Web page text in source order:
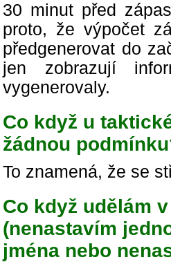
30 minut před
proto, že výpočet
předgenerovat do
jen zobrazují
vygenerovaly.
Co když u
žádnou
To znamená, že se
Co když udělám
(nenastavím
jména nebo